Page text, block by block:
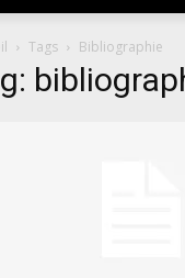
Tags Bibliographie